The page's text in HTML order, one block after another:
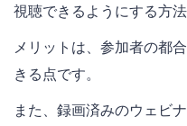
視聴できるようにする方法
メリットは、参加者の都
きる点です。
また、録画済みのウェビ